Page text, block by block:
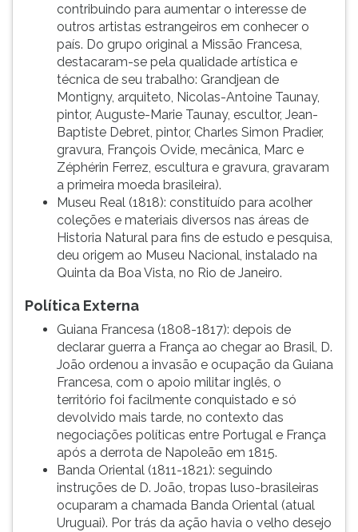
contribuindo para aumentar o interesse de
outros artistas estrangeiros em conhecer o
país. Do grupo original a Missão Francesa,
destacaram-se pela qualidade artística e
técnica de seu trabalho: Grandjean de
Montigny, arquiteto, Nicolas-Antoine Taunay,
pintor, Auguste-Marie Taunay, escultor, Jean-
Baptiste Debret, pintor, Charles Simon Pradier,
gravura, François Ovide, mecânica, Marc e
Zéphérin Ferrez, escultura e gravura, gravaram
a primeira moeda brasileira).
Museu Real (1818): constituído para acolher
coleções e materiais diversos nas áreas de
Historia Natural para fins de estudo e pesquisa,
deu origem ao Museu Nacional, instalado na
Quinta da Boa Vista, no Rio de Janeiro.
Política Externa
Guiana Francesa (1808-1817): depois de
declarar guerra a França ao chegar ao Brasil, D.
João ordenou a invasão e ocupação da Guiana
Francesa, com o apoio militar inglês, o
território foi facilmente conquistado e só
devolvido mais tarde, no contexto das
negociações políticas entre Portugal e França
após a derrota de Napoleão em 1815.
Banda Oriental (1811-1821): seguindo
instruções de D. João, tropas luso-brasileiras
ocuparam a chamada Banda Oriental (atual
Uruguai). Por trás da ação havia o velho desejo